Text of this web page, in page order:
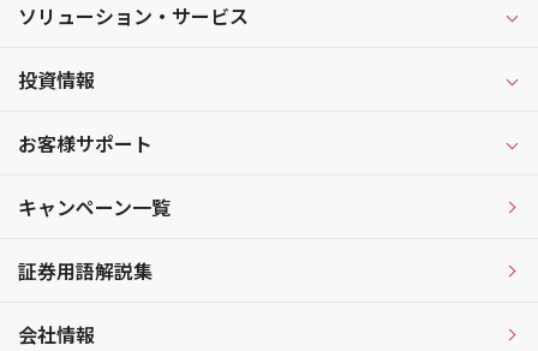
ソリューション・サービス
投資情報
お客様サポート
キャンペーン一覧
証券用語解説集
会社情報